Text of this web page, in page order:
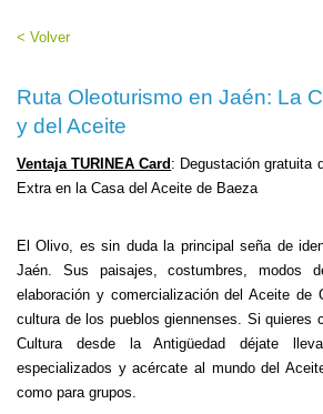
< Volver
Ruta Oleoturismo en Jaén: La
y del Aceite
Ventaja TURINEA Card : Degustación gratuita
Extra en la Casa del Aceite de Baeza
El Olivo, es sin duda la principal seña de
Jaén. Sus paisajes, costumbres, modos
elaboración y comercialización del Aceite de
cultura de los pueblos giennenses. Si quieres
Cultura desde la Antigüedad déjate
especializados y acércate al mundo del
como para grupos.